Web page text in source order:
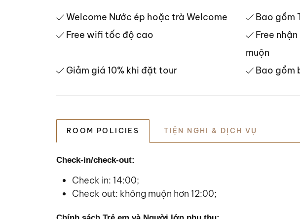
Welcome Nước ép hoặc trà Welcome
Bao gồm
Free wifi tốc độ cao
Free
muộn
Giảm giá 10% khi đặt tour
Bao gồm
ROOM POLICIES TIỆN NGHI & DỊCH VỤ
Check-in/check-out:
Check in: 14:00;
Check out: không muộn hơn 12:00;